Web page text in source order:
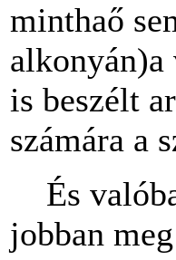
minthaő
is beszélt
számára a
És
jobban